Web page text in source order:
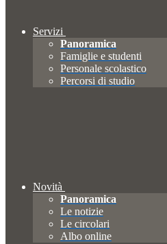
Servizi
Panoramica
Famiglie e studenti
Personale scolastico
Percorsi di studio
Novità
Panoramica
Le notizie
Le circolari
Albo online